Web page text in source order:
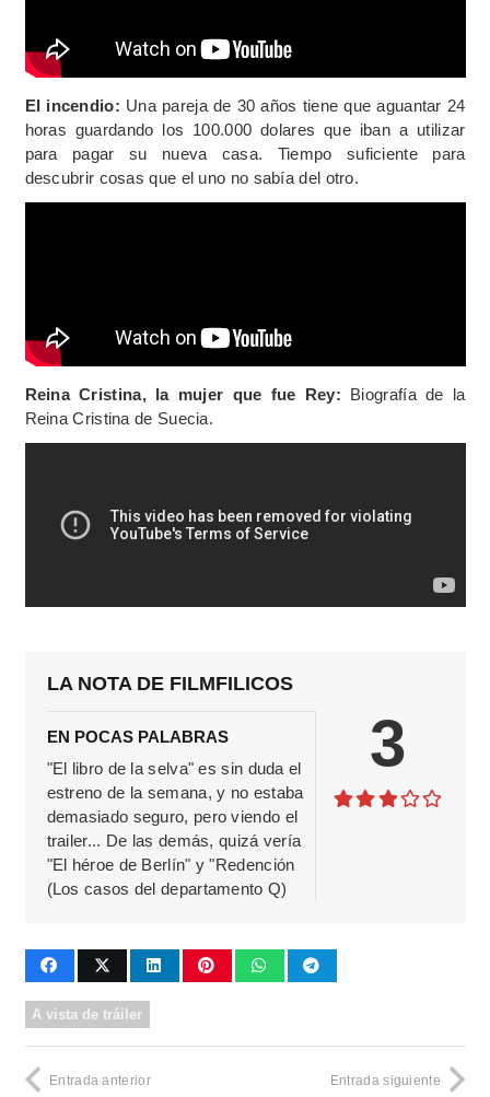
El incendio: Una pareja de 30 años tiene que aguantar 24
horas guardando los 100.000 dolares que iban a utilizar
para pagar su nueva casa. Tiempo suficiente para
descubrir cosas que el uno no sabía del otro.
Reina Cristina, la mujer que fue Rey: Biografía de la
Reina Cristina de Suecia.
LA NOTA DE FILMFILICOS
EN POCAS PALABRAS
"El libro de la selva" es sin duda el
estreno de la semana, y no estaba
demasiado seguro, pero viendo el
trailer... De las demás, quizá vería
"El héroe de Berlín" y "Redención
(Los casos del departamento Q)
3
A vista de tráiler
Entrada anterior Entrada siguiente